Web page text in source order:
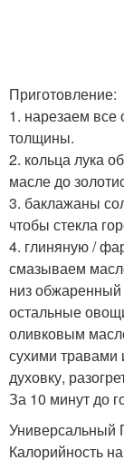
Приготовление:
1. нарезаем
толщины.
2. кольца лука
масле до
3. баклажаны
чтобы стекла
4. глиняную /
смазываем
низ
остальные
оливковым
сухими травами
духовку,
За 10 минут до
Универсальный
Калорийность